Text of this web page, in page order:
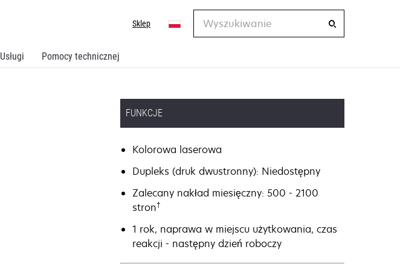
Usługi Pomocy technicznej
Sklep
Wyszukiwanie
FUNKCJE
Kolorowa laserowa
Dupleks (druk dwustronny): Niedostępny
Zalecany nakład miesięczny: 500 - 2100
stron†
1 rok, naprawa w miejscu użytkowania, czas
reakcji - następny dzień roboczy